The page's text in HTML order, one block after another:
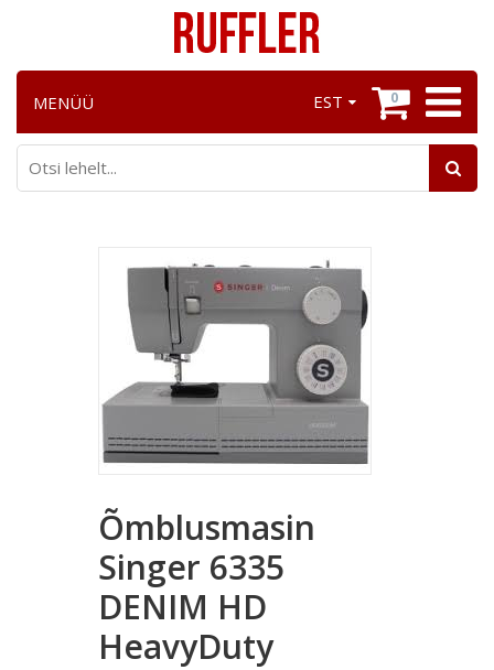
EST 0
MENÜÜ
Õmblusmasin
Singer 6335
DENIM HD
HeavyDuty